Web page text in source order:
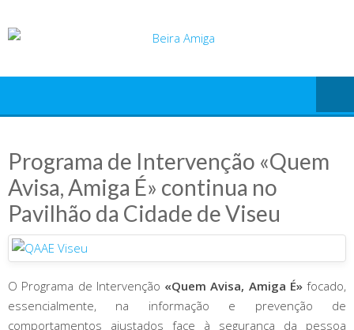
to
Programa de Intervenção «Quem
Avisa, Amiga É» continua no
Pavilhão da Cidade de Viseu
O Programa de Intervenção «Quem Avisa, Amiga É»focado,
essencialmente, na informação e prevenção de
comportamentos ajustados face à segurança da pessoa